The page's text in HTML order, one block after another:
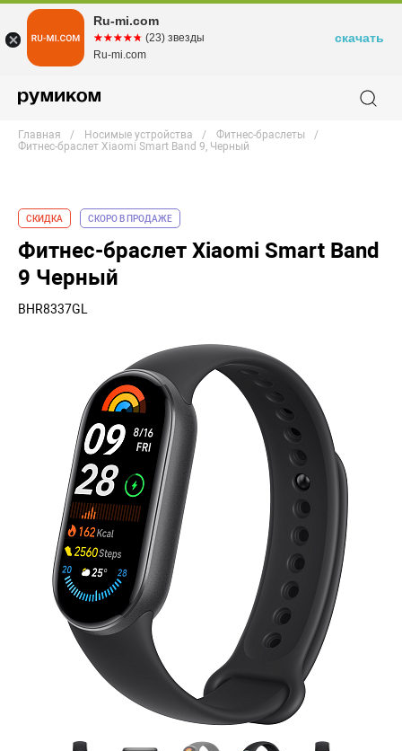
Главная Носимые устройства
Фитнес-браслеты
Фитнес-браслет Xiaomi Smart Band 9, Черный
СКИДКА СКОРО В ПРОДАЖЕ
Фитнес-браслет Xiaomi Smart Band
9 Черный
BHR8337GL
Ru-mi.com
☆☆☆☆☆
★★★★★ (23) звезды
Ru-mi.com
скачать